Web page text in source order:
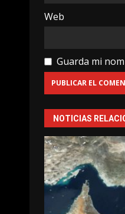
Web
Guarda mi
NOTICIAS